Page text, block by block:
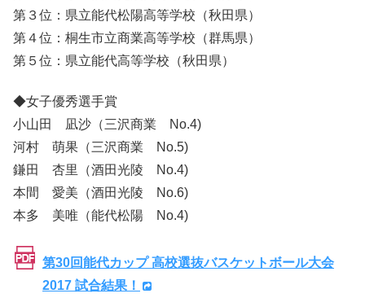
第３位：県立能代松陽高等学校（秋田県）
第４位：桐生市立商業高等学校（群馬県）
第５位：県立能代高等学校（秋田県）
◆女子優秀選手賞
小山田 凪沙（三沢商業 No.4)
河村 萌果（三沢商業 No.5)
鎌田 杏里（酒田光陵 No.4)
本間 愛美（酒田光陵 No.6)
本多 美唯（能代松陽 No.4)
第30回能代カップ 高校選抜バスケットボール大会
2017 試合結果！